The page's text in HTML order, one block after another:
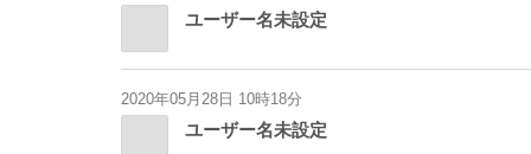
ユーザー名未設定
2020年05月28日 10時18分
ユーザー名未設定